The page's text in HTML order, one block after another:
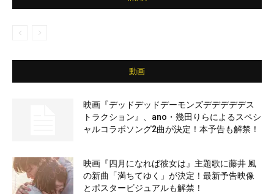
動画
映画『デッドデッドデーモンズデデデデデス
トラクション』、ano・幾田りらによるスペシ
ャルコラボソング2曲が決定！本予告も解禁！
映画『四月になれば彼女は』主題歌に藤井 風
の新曲「満ちてゆく」が決定！最新予告映像
とポスタービジュアルも解禁！